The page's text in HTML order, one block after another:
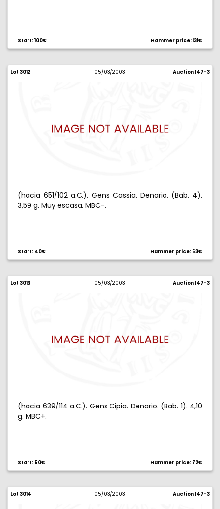
Start: 100€ Hammer price: 131€
Lot 3012 05/03/2003 Auction 147-3
(hacia 651/102 a.C.). Gens Cassia. Denario. (Bab. 4).
3,59 g. Muy escasa. MBC-.
Start: 40€ Hammer price: 53€
Lot 3013 05/03/2003 Auction 147-3
(hacia 639/114 a.C.). Gens Cipia. Denario. (Bab. 1). 4,10
g. MBC+.
Start: 50€ Hammer price: 72€
Lot 3014 05/03/2003 Auction 147-3